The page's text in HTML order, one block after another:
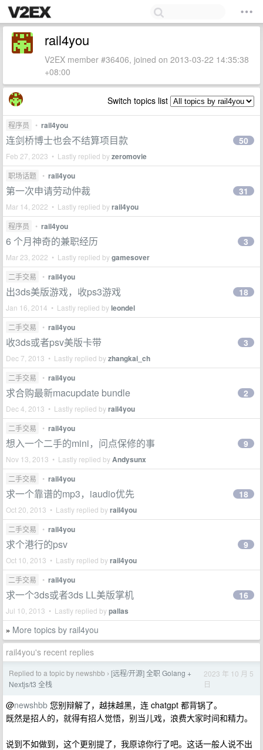
rail4you
V2EX member #36406, joined on 2013-03-22 14:35:38
+08:00
Switch topics list
程序员 • rail4you
连剑桥博士也会不结算项目款
Feb 27, 2023 • Lastly replied byzeromovie
50
职场话题 • rail4you
第一次申请劳动仲裁
Mar 14, 2022 • Lastly replied byrail4you
31
程序员 • rail4you
6 个月神奇的兼职经历
Mar 23, 2022 • Lastly replied bygamesover
3
二手交易 • rail4you
出3ds美版游戏，收ps3游戏
Jan 16, 2014 • Lastly replied byleondel
18
二手交易 • rail4you
收3ds或者psv美版卡带
Dec 7, 2013 • Lastly replied byzhangkai_ch
3
二手交易 • rail4you
求合购最新macupdate bundle
Dec 4, 2013 • Lastly replied byrail4you
2
二手交易 • rail4you
想入一个二手的mini，问点保修的事
Nov 13, 2013 • Lastly replied byAndysunx
9
二手交易 • rail4you
求一个靠谱的mp3，iaudio优先
Oct 20, 2013 • Lastly replied byrail4you
18
二手交易 • rail4you
求个港行的psv
Oct 10, 2013 • Lastly replied byrail4you
9
二手交易 • rail4you
求一个3ds或者3ds LL美版掌机
Jul 10, 2013 • Lastly replied bypallas
16
» More topics by rail4you
rail4you's recent replies
Replied to a topic by newshbb › [远程/开源] 全职 Golang +
Nextjs/t3 全栈
2023 年 10 月 5
日
@newshbb 您别辩解了，越抹越黑，连 chatgpt 都背锅了。
既然是招人的，就得有招人觉悟，别当儿戏，浪费大家时间和精力。
说到不如做到，这个更别提了，我原谅你行了吧。这话一般人说不出